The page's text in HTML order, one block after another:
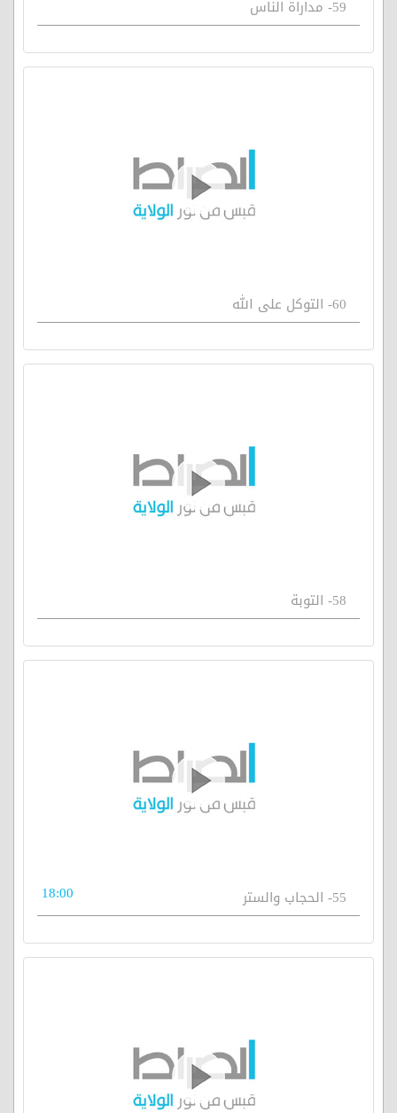
59- مداراة الناس
60- التوكل على الله
58- التوبة
55- الحجاب والستر 18:00